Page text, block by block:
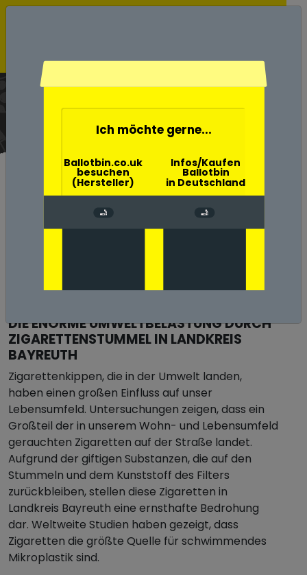
Umwelt-, Natur- und
Klimaschutz in Bayreuth
DIE ENORME UMWELTBELASTUNG DURCH
ZIGARETTENSTUMMEL IN LANDKREIS
BAYREUTH
Zigarettenkippen, die in der Umwelt landen,
haben einen großen Einfluss auf unser
Lebensumfeld. Untersuchungen zeigen, dass ein
Großteil der in unserem Wohn- und Lebensumfeld
gerauchten Zigaretten auf der Straße landet.
Aufgrund der giftigen Substanzen, die auf den
Stummeln und dem Kunststoff des Filters
zurückbleiben, stellen diese Zigaretten in
Landkreis Bayreuth eine ernsthafte Bedrohung
dar. Weltweite Studien haben gezeigt, dass
Zigaretten die größte Quelle für schwimmendes
Mikroplastik sind.
Ich möchte gerne...
Ballotbin.co.uk
besuchen
(Hersteller)
Infos/Kaufen
Ballotbin
in Deutschland